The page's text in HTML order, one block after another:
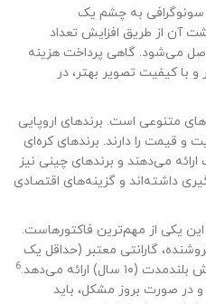
به چشم یک
آن از طریق افزایش تعداد
می‌شود. گاهی پرداخت هزینه
و با کیفیت تصویر بهتر، در
متنوعی است. برندهای اروپایی
و قیمت را دارند. برندهای کره‌ای
می‌دهند و برندهای چینی نیز
داشته‌اند و گزینه‌های اقتصادی
این یکی از مهم‌ترین فاکتورهاست.
گارانتی معتبر (حداقل یک
ارائه می‌دهد.
6
در صورت بروز مشکل، باید